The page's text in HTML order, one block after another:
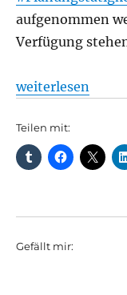
aufgenommen
Verfügung
„Status des
weiterlesen
Teilen mit:
Gefällt mir: